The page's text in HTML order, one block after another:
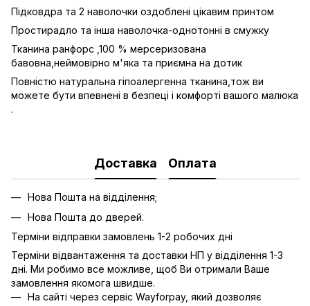
Підковдра та 2 наволочки оздоблені цікавим принтом
Простирадло та інша наволочка-однотонні в смужку
Тканина ранфорс ,100 % мерсеризована
бавовна,неймовірно м'яка та приємна на дотик
Повністю натуральна гіпоалергенна тканина,тож ви
можете бути впевнені в безпеці і комфорті вашого малюка
.
Доставка Оплата
Нова Пошта на відділення;
Нова Пошта до дверей.
Терміни відправки замовлень 1-2 робочих дні
Терміни відвантаження та доставки НП у відділення 1-3
дні. Ми робимо все можливе, щоб Ви отримали Ваше
замовлення якомога швидше.
На сайті через сервіс Wayforpay, який дозволяє